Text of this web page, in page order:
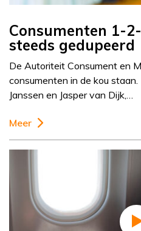
Consumenten 1-
steeds gedupeerd
De Autoriteit Consument en
consumenten in de kou
Janssen en Jasper van Dijk,…
Meer